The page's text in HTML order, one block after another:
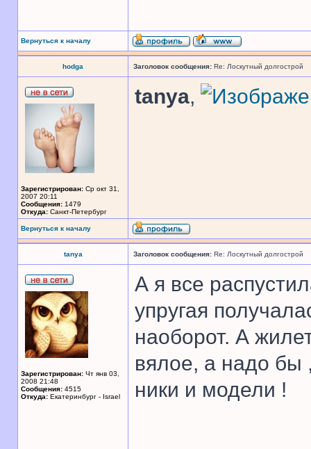
Вернуться к началу
hodga Заголовок сообщения: Re: Лоскутный долгострой
Зарегистрирован: Ср окт 31,
2007 20:11
Сообщения: 1479
Откуда: Санкт-Петербург
tanya,
Вернуться к началу
tanya Заголовок сообщения: Re: Лоскутный долгострой
Зарегистрирован: Чт янв 03,
2008 21:48
Сообщения: 4515
Откуда: Екатеринбург - Israel
А я все
упругая
наоборот. А
вялое, а надо
ники и модели !